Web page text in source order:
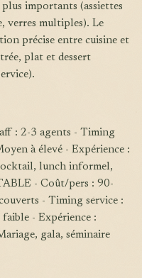
plus importants (assiettes
verres multiples). Le
précise entre cuisine et
plat et dessert
à élevé - Expérience :
lunch informel,
- Coût/pers : 90-
- Timing service :
- Expérience :
gala, séminaire